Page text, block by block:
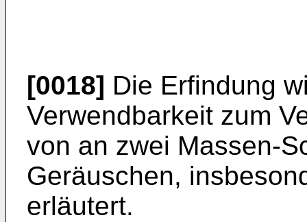
[0018] Die Erfindung
Verwendbarkeit zum
von an zwei Massen-
Geräuschen,
erläutert.